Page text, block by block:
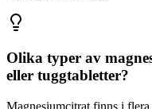
Olika typer av
eller tuggtabletter?
Magnesiumcitrat finns i